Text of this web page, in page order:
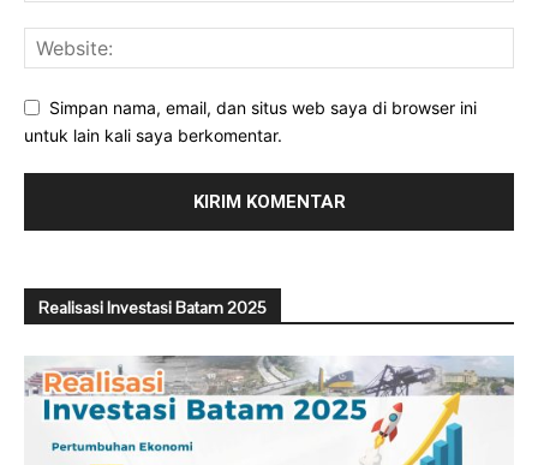
Simpan nama, email, dan situs web saya di browser ini
untuk lain kali saya berkomentar.
Realisasi Investasi Batam 2025